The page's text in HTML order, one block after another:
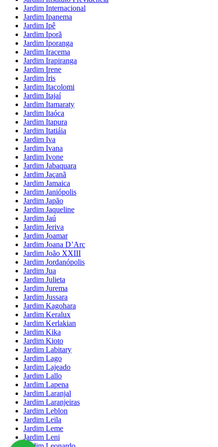
Jardim Internacional
Jardim Ipanema
Jardim Ipê
Jardim Iporã
Jardim Iporanga
Jardim Iracema
Jardim Irapiranga
Jardim Irene
Jardim Íris
Jardim Itacolomi
Jardim Itajaí
Jardim Itamaraty
Jardim Itaóca
Jardim Itapura
Jardim Itatiáia
Jardim Iva
Jardim Ivana
Jardim Ivone
Jardim Jabaquara
Jardim Jaçanã
Jardim Jamaica
Jardim Janiópolis
Jardim Japão
Jardim Jaqueline
Jardim Jaú
Jardim Jeriva
Jardim Joamar
Jardim Joana D’Arc
Jardim João XXIII
Jardim Jordanópolis
Jardim Jua
Jardim Julieta
Jardim Jurema
Jardim Jussara
Jardim Kagohara
Jardim Keralux
Jardim Kerlakian
Jardim Kika
Jardim Kioto
Jardim Labitary
Jardim Lago
Jardim Lajeado
Jardim Lallo
Jardim Lapena
Jardim Laranjal
Jardim Laranjeiras
Jardim Leblon
Jardim Leila
Jardim Leme
Jardim Leni